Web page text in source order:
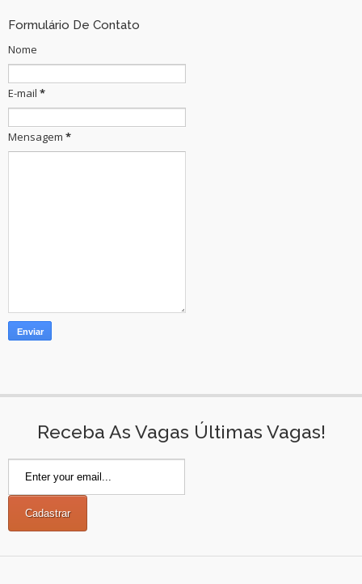
Formulário De Contato
Nome
E-mail *
Mensagem *
Receba As Vagas Últimas Vagas!